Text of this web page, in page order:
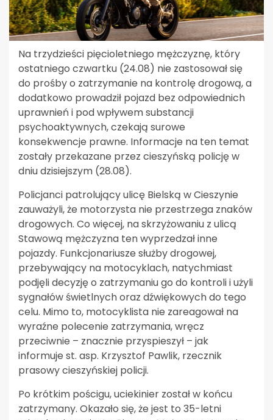
Na trzydzieści pięcioletniego mężczyznę, który
ostatniego czwartku (24.08) nie zastosował się
do prośby o zatrzymanie na kontrolę drogową, a
dodatkowo prowadził pojazd bez odpowiednich
uprawnień i pod wpływem substancji
psychoaktywnych, czekają surowe
konsekwencje prawne. Informacje na ten temat
zostały przekazane przez cieszyńską policję w
dniu dzisiejszym (28.08).
Policjanci patrolujący ulicę Bielską w Cieszynie
zauważyli, że motorzysta nie przestrzega znaków
drogowych. Co więcej, na skrzyżowaniu z ulicą
Stawową mężczyzna ten wyprzedzał inne
pojazdy. Funkcjonariusze służby drogowej,
przebywający na motocyklach, natychmiast
podjęli decyzję o zatrzymaniu go do kontroli i użyli
sygnałów świetlnych oraz dźwiękowych do tego
celu. Mimo to, motocyklista nie zareagował na
wyraźne polecenie zatrzymania, wręcz
przeciwnie – znacznie przyspieszył – jak
informuje st. asp. Krzysztof Pawlik, rzecznik
prasowy cieszyńskiej policji.
Po krótkim pościgu, uciekinier został w końcu
zatrzymany. Okazało się, że jest to 35-letni